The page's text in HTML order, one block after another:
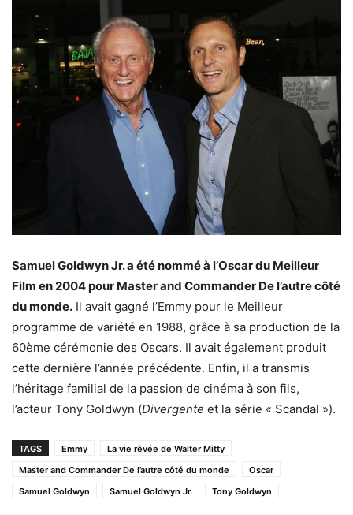
Samuel Goldwyn Jr. a été nommé à l’Oscar du Meilleur
Film en 2004 pour Master and Commander De l’autre côté
du monde. Il avait gagné l’Emmy pour le Meilleur
programme de variété en 1988, grâce à sa production de la
60ème cérémonie des Oscars. Il avait également produit
cette dernière l’année précédente. Enfin, il a transmis
l’héritage familial de la passion de cinéma à son fils,
l’acteur Tony Goldwyn (Divergente et la série « Scandal »).
TAGS Emmy
La vie rêvée de Walter Mitty
Master and Commander De l’autre côté du monde
Oscar
Samuel Goldwyn
Samuel Goldwyn Jr. Tony Goldwyn